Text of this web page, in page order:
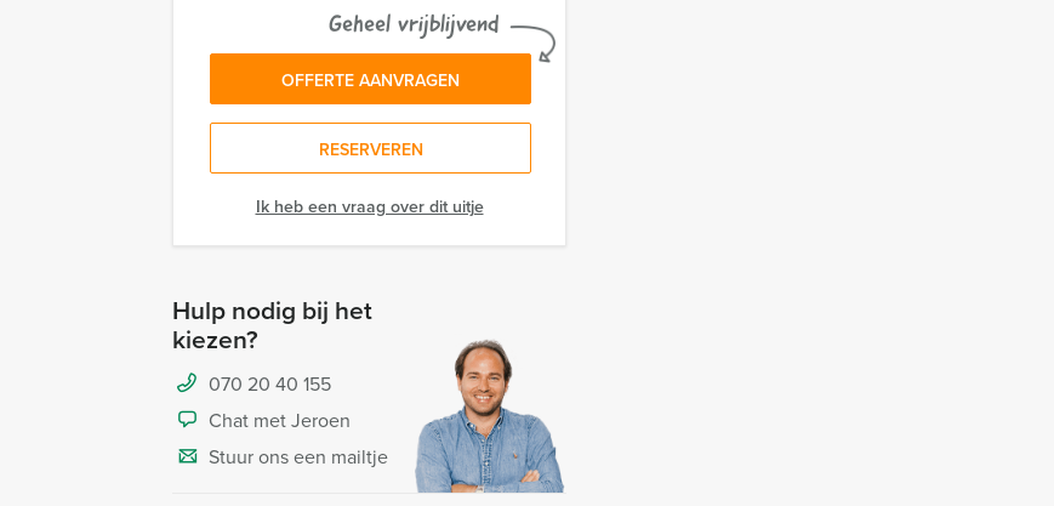
Geheel vrijblijvend
OFFERTE AANVRAGEN
RESERVEREN
Ik heb een vraag over dit uitje
Hulp nodig bij het
kiezen?
070 20 40 155
Chat met Jeroen
Stuur ons een mailtje